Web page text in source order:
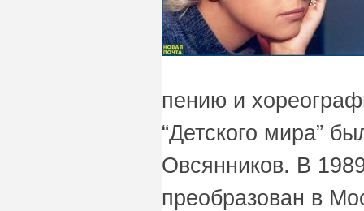
пению и
“Детского мира”
Овсянников. В
преобразован в